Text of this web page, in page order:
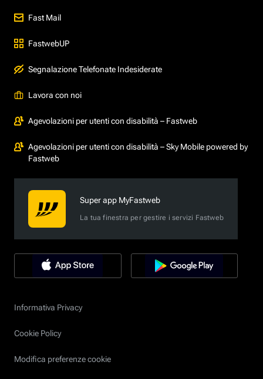
Fast Mail
FastwebUP
Segnalazione Telefonate Indesiderate
Lavora con noi
Agevolazioni per utenti con disabilità – Fastweb
Agevolazioni per utenti con disabilità – Sky Mobile powered by
Fastweb
Super app MyFastweb
La tua finestra per gestire i servizi Fastweb
Informativa Privacy
Cookie Policy
Modifica preferenze cookie